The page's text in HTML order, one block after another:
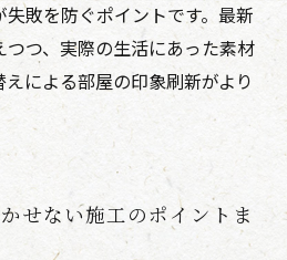
敗を防ぐポイントです。最新
つ、実際の生活にあった素材
による部屋の印象刷新がより
せない施工のポイントま